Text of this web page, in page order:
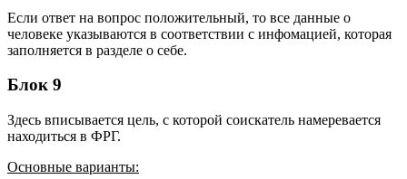
Если ответ на вопрос положительный, то все данные о
человеке указываются в соответствии с инфомацией, которая
заполняется в разделе о себе.
Блок 9
Здесь вписывается цель, с которой соискатель намеревается
находиться в ФРГ.
Основные варианты: